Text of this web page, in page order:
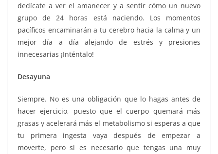
dedícate a ver el amanecer y a sentir cómo un nuevo
grupo de 24 horas está naciendo. Los momentos
pacíficos encaminarán a tu cerebro hacia la calma y un
mejor día a día alejando de estrés y presiones
innecesarias ¡Inténtalo!
Desayuna
Siempre. No es una obligación que lo hagas antes de
hacer ejercicio, puesto que el cuerpo quemará más
grasas y acelerará más el metabolismo si esperas a que
tu primera ingesta vaya después de empezar a
moverte, pero si es necesario que tengas una muy